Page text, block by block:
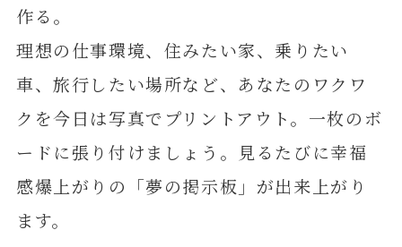
作る。
理想の仕事環境、住みたい家、乗りたい
車、旅行したい場所など、あなたのワクワ
クを今日は写真でプリントアウト。一枚のボ
ードに張り付けましょう。見るたびに幸福
感爆上がりの「夢の掲示板」が出来上がり
ます。